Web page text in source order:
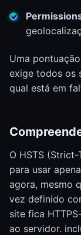
Uma
exige todos os
qual está em
O HSTS
para usar
agora, mesmo
vez definido
site fica
ao servidor.